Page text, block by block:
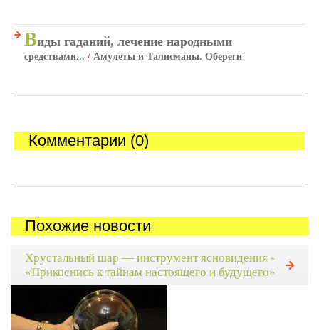
Виды гаданий, лечение народными
средствами... / Амулеты и Талисманы. Обереги
Комментарии (0)
Похожие новости
Хрустальный шар — инструмент ясновидения -
«Прикоснись к тайнам настоящего и будущего»